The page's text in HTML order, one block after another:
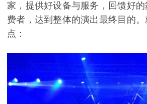
家，提供好设备与服务，回馈好
费者，达到整体的演出最终目的
点：